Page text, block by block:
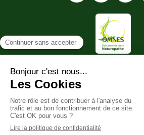
©2024 Delphine GUILLOUX